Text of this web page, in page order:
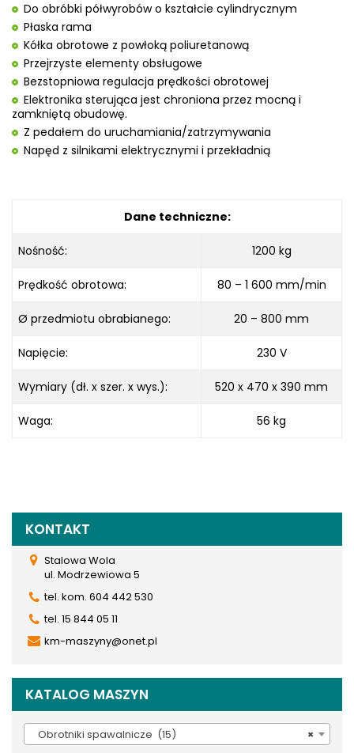
Do obróbki półwyrobów o kształcie cylindrycznym
Płaska rama
Kółka obrotowe z powłoką poliuretanową
Przejrzyste elementy obsługowe
Bezstopniowa regulacja prędkości obrotowej
Elektronika sterująca jest chroniona przez mocną i
zamkniętą obudowę.
Z pedałem do uruchamiania/zatrzymywania
Napęd z silnikami elektrycznymi i przekładnią
Dane techniczne:
Nośność: 1200 kg
Prędkość obrotowa: 80 – 1 600 mm/min
Ø przedmiotu obrabianego: 20 – 800 mm
Napięcie: 230 V
Wymiary (dł. x szer. x wys.): 520 x 470 x 390 mm
Waga: 56 kg
KONTAKT
Stalowa Wola
ul. Modrzewiowa 5
tel. kom. 604 442 530
tel. 15 844 05 11
km-maszyny@onet.pl
KATALOG MASZYN
×
Obrotniki spawalnicze (15)